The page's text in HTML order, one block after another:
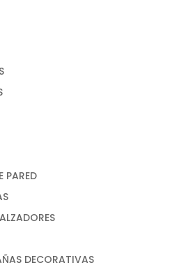
PARED
DECORATIVAS